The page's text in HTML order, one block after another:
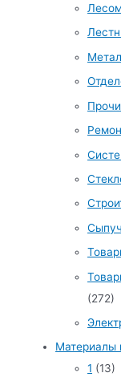
(272)
Материалы
1 (13)